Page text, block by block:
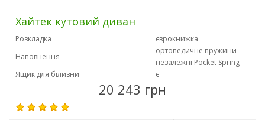
Хайтек кутовий диван
Розкладка
єврокнижка
Наповнення
ортопедичне пружини
незалежні Pocket Spring
Ящик для білизни
є
20 243 грн